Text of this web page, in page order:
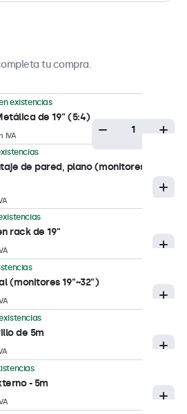
576i, 480p/480i
tu compra.
existencias
de 19" (5:4)
IVA
de pared, plano (monitores
rack de 19"
(monitores 19"~32")
de 5m
- 5m